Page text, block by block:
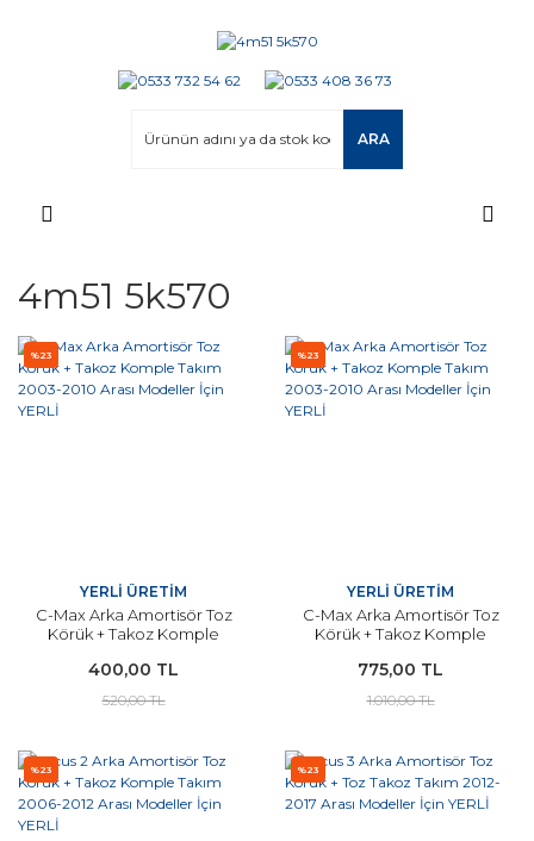
ARA
4m51 5k570
%23
YERLİ ÜRETİM
C-Max Arka Amortisör Toz
Körük + Takoz Komple
Modeller İçin YERLİ
400,00 TL
520,00 TL
%23
YERLİ ÜRETİM
C-Max Arka Amortisör Toz
Körük + Takoz Komple
Modeller İçin YERLİ
775,00 TL
1.010,00 TL
%23 %23